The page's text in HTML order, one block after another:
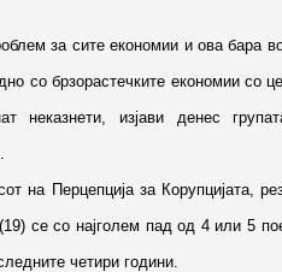
за сите економии и ова бара
со брзорастечките економии со
неказнети, изјави денес
на Перцепција за Корупцијата,
се со најголем пад од 4 или 5
четири години.